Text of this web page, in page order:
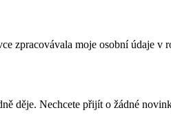
zpracovávala moje osobní údaje
děje. Nechcete přijít o žádné